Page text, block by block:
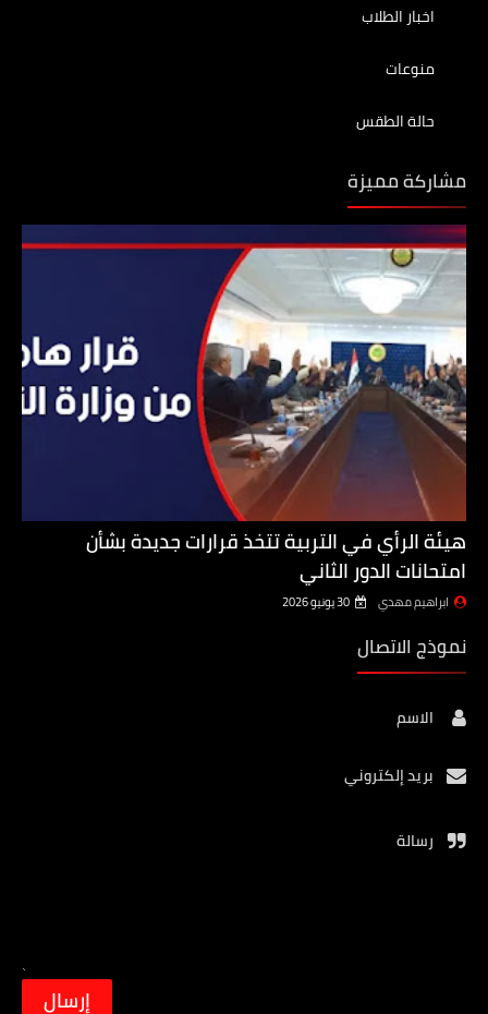
اخبار الطلاب
منوعات
حالة الطقس
مشاركة مميزة
هيئة الرأي في التربية تتخذ قرارات جديدة بشأن
امتحانات الدور الثاني
ابراهيم مهدي 30 يونيو 2026
نموذج الاتصال
الاسم
بريد إلكتروني
رسالة